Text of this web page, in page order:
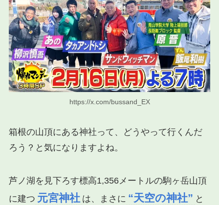
https://x.com/bussand_EX
箱根の山頂にある神社って、どうやって行くんだ
ろう？と気になりますよね。
芦ノ湖を見下ろす標高1,356メートルの駒ヶ岳山頂
に建つ 元宮神社 は、まさに “天空の神社” と